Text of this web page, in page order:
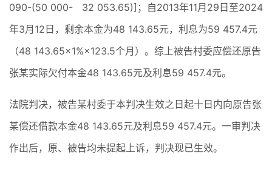
090-(50 000- 32 053.65)]；自2013年11月29日至2024
年3月12日，剩余本金为48 143.65元，利息为59 457.4元
（48 143.65×1%×123.5个月）。综上被告村委应偿还原告
张某实际欠付本金48 143.65元及利息59 457.4元。
法院判决，被告某村委于本判决生效之日起十日内向原告张
某偿还借款本金48 143.65元及利息59 457.4元。一审判决
作出后，原、被告均未提起上诉，判决现已生效。